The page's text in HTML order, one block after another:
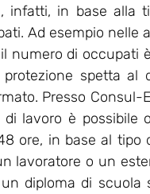
infatti, in base alla
Ad esempio nelle
numero di occupati
spetta
Presso Consul-
lavoro è possibile
ore, in base al tipo
lavoratore o un
diploma di